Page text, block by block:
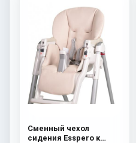
Сменный чехол
сидения Esspero к